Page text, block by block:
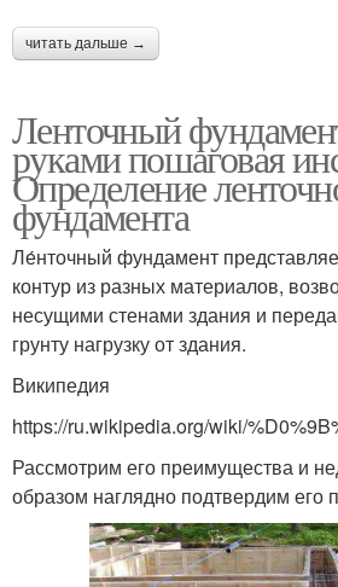
читать дальше →
Ленточный
руками пошаговая
Определение
фундамента
Ле́нточный фундамент
контур из разных материалов,
несущими стенами здания и
грунту нагрузку от здания.
Википедия
https://ru.wikipedia.org/wiki/
Рассмотрим его преимущества и
образом наглядно подтвердим его